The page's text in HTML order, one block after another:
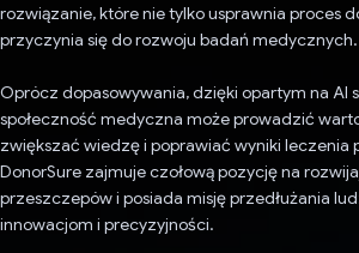
rozwiązanie, które nie tylko usprawnia proces
przyczynia się do rozwoju badań medycznych.
Oprócz dopasowywania, dzięki opartym na AI
społeczność medyczna może prowadzić
zwiększać wiedzę i poprawiać wyniki leczenia
DonorSure zajmuje czołową pozycję na
przeszczepów i posiada misję przedłużania
innowacjom i precyzyjności.